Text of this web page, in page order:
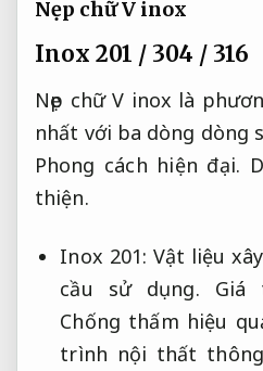
Nẹp chữ V inox
Inox 201 / 304 / 316
Nẹp chữ V inox là
nhất với ba dòng dòng
Phong cách hiện đại.
thiện.
Inox 201: Vật liệu
cầu sử dụng. Giá
Chống thấm hiệu
trình nội thất